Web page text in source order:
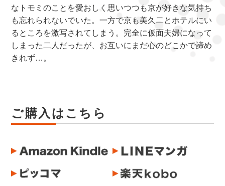
なトモミのことを愛おしく思いつつも京が好きな気持ち
も忘れられないでいた。一方で京も美久二とホテルにい
るところを激写されてしまう。完全に仮面夫婦になって
しまった二人だったが、お互いにまだ心のどこかで諦め
きれず…。
ご購入はこちら